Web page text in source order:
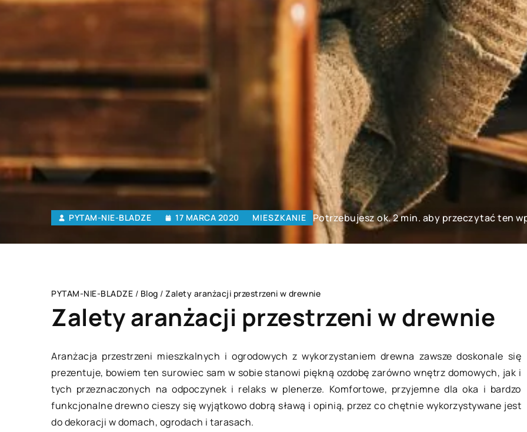
PYTAM-NIE-BLADZE 17 MARCA 2020 MIESZKANIE Potrzebujesz ok. 2 min. aby przeczytać ten
PYTAM-NIE-BLADZE / Blog / Zalety aranżacji przestrzeni w drewnie
Zalety aranżacji przestrzeni w drewnie
Aranżacja przestrzeni mieszkalnych i ogrodowych z wykorzystaniem drewna zawsze doskonale się
prezentuje, bowiem ten surowiec sam w sobie stanowi piękną ozdobę zarówno wnętrz domowych, jak i
tych przeznaczonych na odpoczynek i relaks w plenerze. Komfortowe, przyjemne dla oka i bardzo
funkcjonalne drewno cieszy się wyjątkowo dobrą sławą i opinią, przez co chętnie wykorzystywane jest
do dekoracji w domach, ogrodach i tarasach.
BUDOWLANA BIZNES I USŁUGI BIZNES I USŁUGI